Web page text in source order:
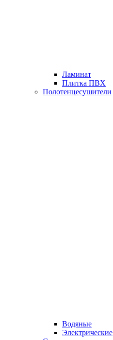
Ламинат
Плитка ПВХ
Полотенцесушители
Водяные
Электрические